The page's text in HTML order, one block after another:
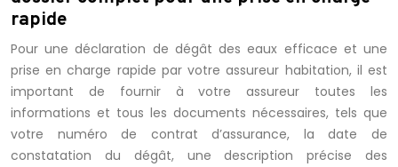
rapide
Pour une déclaration de dégât des eaux efficace et une
prise en charge rapide par votre assureur habitation, il est
important de fournir à votre assureur toutes les
informations et tous les documents nécessaires, tels que
votre numéro de contrat d’assurance, la date de
constatation du dégât, une description précise des